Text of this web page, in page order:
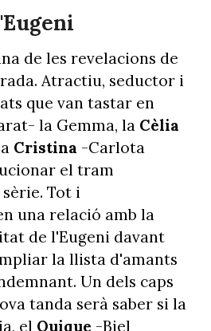
de les revelacions de
Atractiu, seductor i
que van tastar en
la Gemma, la Cèlia
Cristina -Carlota
el tram
Tot i
una relació amb la
de l'Eugeni davant
la llista d'amants
Un dels caps
tanda serà saber si la
el Quique -Biel